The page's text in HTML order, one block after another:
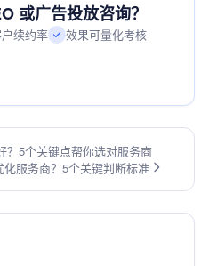
或广告投放咨询？
续约率 效果可量化考核
？5个关键点帮你选对服务商
服务商？5个关键判断标准